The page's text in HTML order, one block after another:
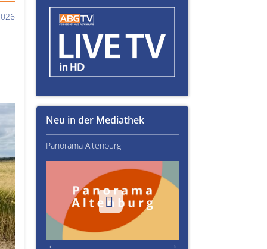
Neu in der Mediathek
Panorama Altenburg